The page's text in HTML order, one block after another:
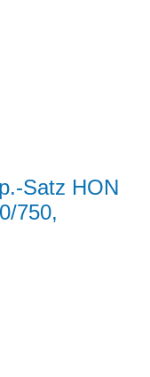
Satz HON
750,